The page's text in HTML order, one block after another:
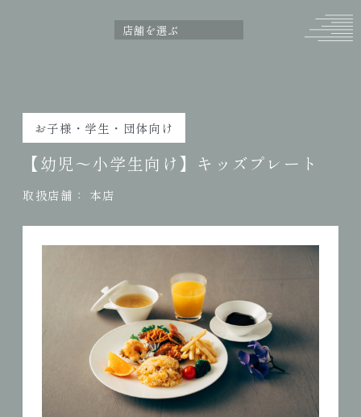
お子様・学生・団体向け
【幼児〜小学生向け】キッズプレート
取扱店舗： 本店